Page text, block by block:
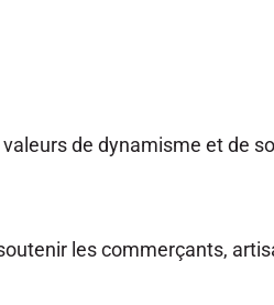
de dynamisme et de
les commerçants,